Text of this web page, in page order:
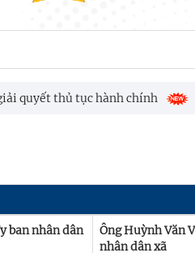
quyết thủ tục hành chính
ban nhân dân
Ông Huỳnh Văn
nhân dân xã